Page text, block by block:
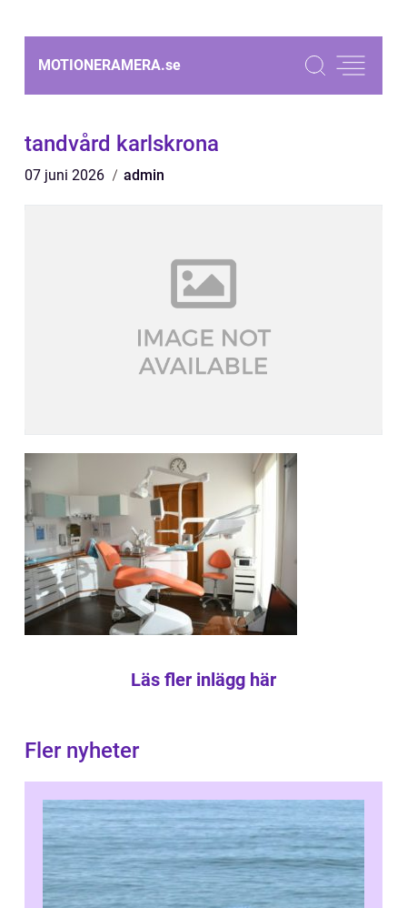
MOTIONERAMERA.se
tandvård karlskrona
07 juni 2026 admin
Läs fler inlägg här
Fler nyheter